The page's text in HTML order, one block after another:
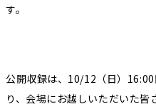
す。
公開収録は、10/12（日）
り、会場にお越しいただいた